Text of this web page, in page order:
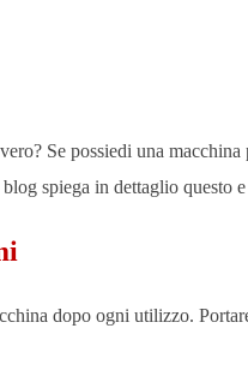
Se possiedi una
spiega in dettaglio questo
dopo ogni utilizzo.